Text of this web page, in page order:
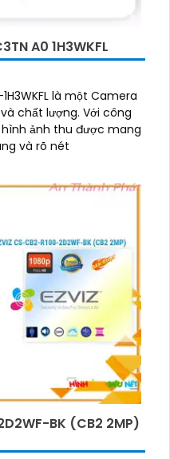
A0 1H3WKFL
là một Camera
lượng. Với công
hình ảnh thu được mang
và rõ nét
BK (CB2 2MP)